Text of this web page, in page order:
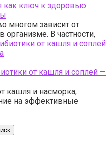
как ключ к здоровью
многом зависит от
В частности,
от кашля и соплей —
кашля и насморка,
на эффективные